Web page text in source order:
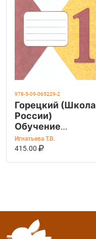
978-5-09-065229-2
Горецкий (Школа
России)
Обучение
грамоте. Тесты 1
класс. (Просв.)
Игнатьева Т.В.
415.00
В КОРЗИНУ